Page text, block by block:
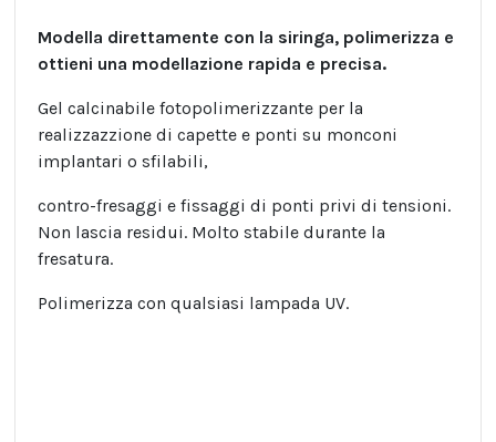
Modella direttamente con la siringa, polimerizza e
ottieni una modellazione rapida e precisa.
Gel calcinabile fotopolimerizzante per la
realizzazzione di capette e ponti su monconi
implantari o sfilabili,
contro-fresaggi e fissaggi di ponti privi di tensioni.
Non lascia residui. Molto stabile durante la
fresatura.
Polimerizza con qualsiasi lampada UV.